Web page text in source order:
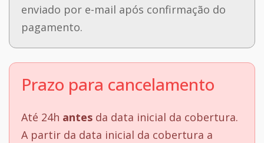
enviado por e-mail após confirmação do
pagamento.
Prazo para cancelamento
Até 24h antes da data inicial da cobertura.
A partir da data inicial da cobertura a